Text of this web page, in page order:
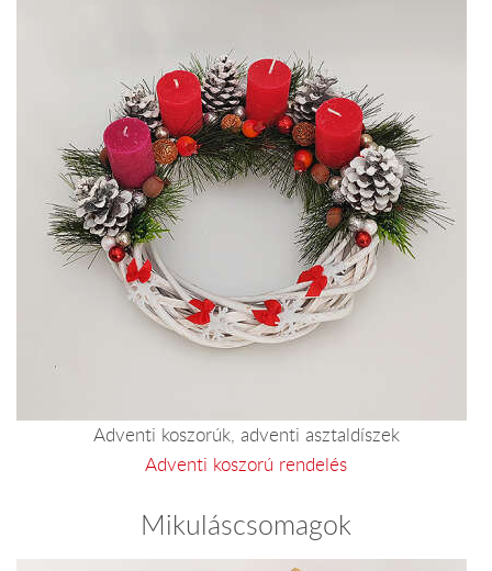
Adventi koszorúk, adventi asztaldíszek
Adventi koszorú rendelés
Mikuláscsomagok